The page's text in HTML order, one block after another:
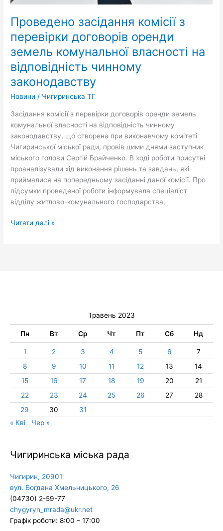
Проведено засідання комісії з
перевірки договорів оренди
земель комунальної власності на
відповідність чинному
законодавству
Новини / Чигиринська ТГ
Засідання комісії з перевірки договорів оренди земель
комунальної власності на відповідність чинному
законодавству, що створена при виконавчому комітеті
Чигиринської міської ради, провів цими днями заступник
міського голови Сергій Брайченко. В ході роботи присутні
проаналізували хід виконання рішень та завдань, які
приймалися на попередньому засіданні даної комісії. Про
підсумки проведеної роботи інформувала спеціаліст
відділу житлово-комунального господарства,
чинному
законодавству
Читати далі »
Травень 2023
Пн Вт Ср Чт Пт Сб Нд
1 2 3 4 5 6
7
8
9 10 11 12 13
14
15
16 17 18 19 20
21
22
23 24 25 26 27
28
29
30
31
« Кві
Чер »
Чигиринська міська рада
Чигирин, 20901
вул. Богдана Хмельницького, 26
(04730) 2-59-77
chygyryn_mrada@ukr.net
Графік роботи: 8:00 – 17:00